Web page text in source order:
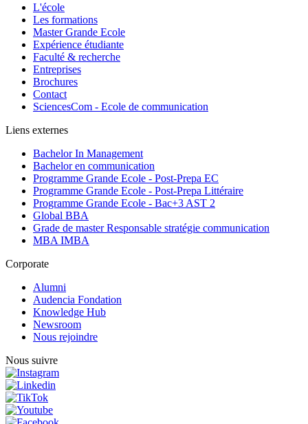
L'école
Les formations
Master Grande Ecole
Expérience étudiante
Faculté & recherche
Entreprises
Brochures
Contact
SciencesCom - Ecole de communication
Liens externes
Bachelor In Management
Bachelor en communication
Programme Grande Ecole - Post-Prepa EC
Programme Grande Ecole - Post-Prepa Littéraire
Programme Grande Ecole - Bac+3 AST 2
Global BBA
Grade de master Responsable stratégie communication
MBA IMBA
Corporate
Alumni
Audencia Fondation
Knowledge Hub
Newsroom
Nous rejoindre
Nous suivre